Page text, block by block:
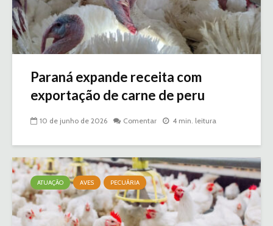
Paraná expande receita com
exportação de carne de peru
10 de junho de 2026 Comentar 4 min. leitura
ATUAÇÃO AVES PECUÁRIA